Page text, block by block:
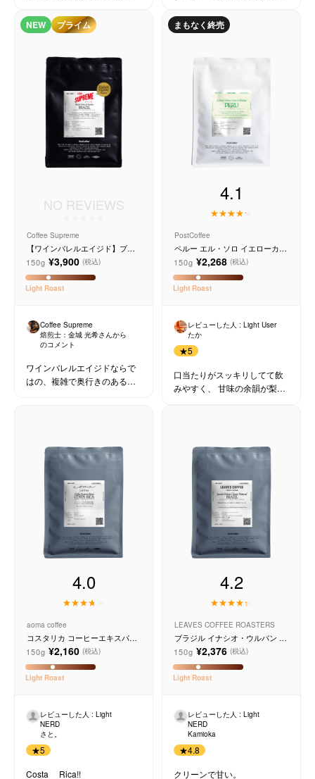
ルの一杯。
NEW プライム
NO REVIEWS
Coffee Supreme
【ワインバレルエイジド】ブラ
ジル メルロー ヴィーニョ デ ヴ
ィニーニョ
150g ¥3,900 (税込)
Light Roast
Coffee Supreme
焙煎士： 金城 光希さんから
のコメント
ワインバレルエイジドならで
はの、複雑で奥行きのある芳
まもなく終売
4.1
PostCoffee
ペルー エル・ソロ イエローカト
ゥーラ ウォッシュド
150g ¥2,268 (税込)
Light Roast
レビューした人 : Light User
たか
★5
口当たりがスッキリしてて飲
みやすく、 甘味の余韻が梨を
4.0
aoma coffee
コスタリカ コーヒーエキスパー
トブレンド
150g ¥2,160 (税込)
Light Roast
レビューした人 : Light
NERD
さと。
★5
Costa Rica!!
4.2
LEAVES COFFEE ROASTERS
ブラジル イナシオ・ウルバン ク
ラシック ナチュラル
150g ¥2,376 (税込)
Light Roast
レビューした人 : Light
NERD
Kamioka
★4.8
クリーンで甘い。